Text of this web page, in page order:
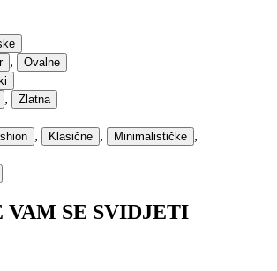
, Ovalne
, Zlatna
, Klasične , Minimalističke ,
VAM SE SVIDJETI